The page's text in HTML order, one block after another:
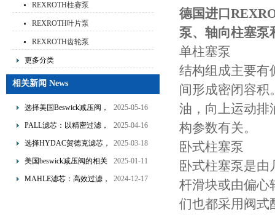
REXROTH柱赛泵
REXROTH叶片泵
REXROTH齿轮泵
更多分类
相关新闻 News
选择美国Beswick减压阀，
提升流体系统效率
2025-05-16
PALL滤芯：以精密过滤，
为工业流体筑起“隐形安全
2025-04-16
选择HYDAC贺德克滤芯，
享受精准过滤与稳定性能
2025-03-18
美国beswick减压阀的相关
知识
2025-01-11
MAHLE滤芯：高效过滤，
2024-12-17
德国进口
泵、轴向柱塞泵
单柱塞泵
结构组成主要有
间形成密闭容积
油，向上运动排
构参数有关。
卧式柱塞泵
卧式柱塞泵是
杆滑块或由偏心
们也都采用阀式